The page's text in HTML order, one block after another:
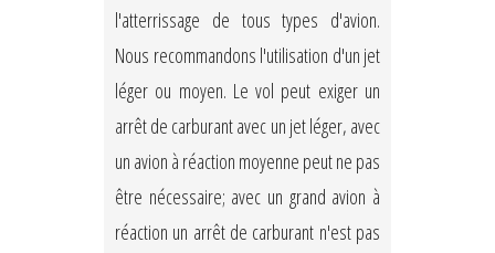
l'atterrissage de tous types d'avion.
Nous recommandons l'utilisation d'un jet
léger ou moyen. Le vol peut exiger un
arrêt de carburant avec un jet léger, avec
un avion à réaction moyenne peut ne pas
être nécessaire; avec un grand avion à
réaction un arrêt de carburant n'est pas